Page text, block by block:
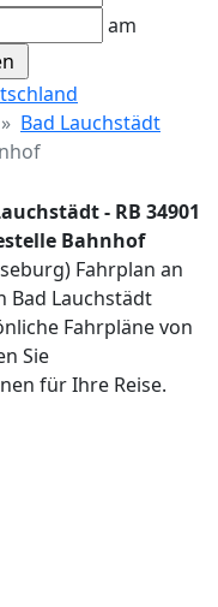
am
Bad Lauchstädt
- RB 34901
Bahnhof
Fahrplan an
Bad Lauchstädt
Fahrpläne von
Sie
für Ihre Reise.